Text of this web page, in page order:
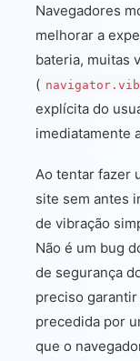
Navegadores
melhorar a
bateria, muitas
(
explícita do
imediatamente
Ao tentar fazer
site sem antes
de vibração
Não é um bug
de segurança
preciso
precedida por
que o